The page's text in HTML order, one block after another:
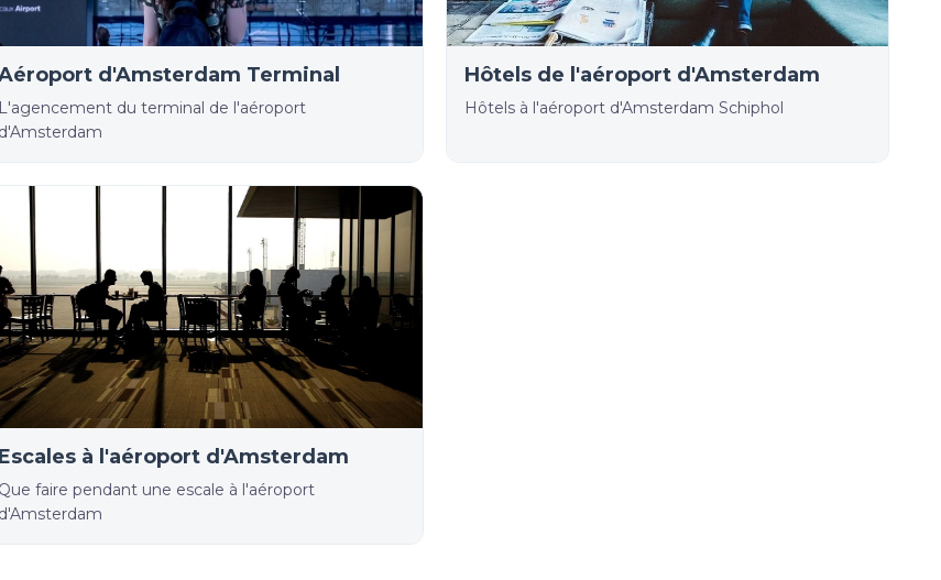
d'Amsterdam Terminal
L'agencement du terminal de l'aéroport
d'Amsterdam
Hôtels de l'aéroport d'Amsterdam
Hôtels à l'aéroport d'Amsterdam Schiphol
Escales à l'aéroport d'Amsterdam
Que faire pendant une escale à l'aéroport
d'Amsterdam